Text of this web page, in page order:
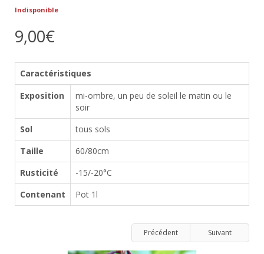
Indisponible
9,00€
Caractéristiques
Exposition
mi-ombre, un peu de soleil le matin ou le
soir
Sol
tous sols
Taille
60/80cm
Rusticité
-15/-20°C
Contenant
Pot 1l
Précédent Suivant